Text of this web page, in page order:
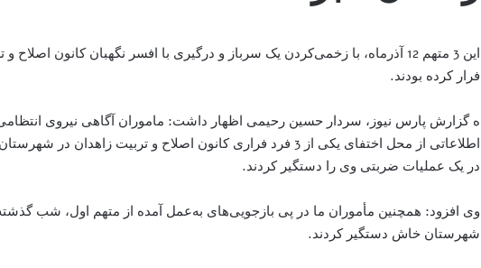
این 3 متهم 12 آذرماه، با زخمی‌کردن یک سرباز و درگیری با افسر نگهبان کانون
فرار کرده بودند.
اطلاعاتی از محل اختفای یکی از 3 فرد فراری کانون اصلاح و تربیت
در یک عملیات ضربتی وی را دستگیر کردند.
وی افزود: همچنین مأموران ما در پی بازجویی‌های به‌عمل آمده از متهم اول، شب
شهرستان خاش دستگیر کردند.